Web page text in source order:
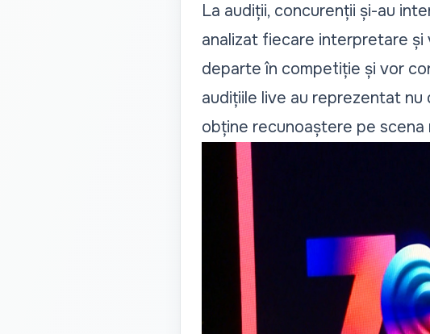
La audiții, concurenții și-au
analizat fiecare interpretare și
departe în competiție și vor
audițiile live au reprezentat
obține recunoaștere pe scena